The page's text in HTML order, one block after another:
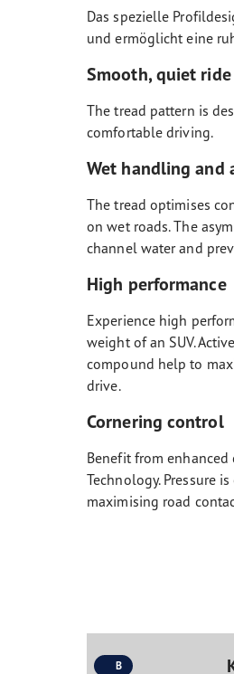
Das spezielle
und ermöglicht eine
Smooth, quiet ride
The tread pattern is
comfortable driving.
Wet handling and
The tread optimises
on wet roads. The
channel water and
High performance
Experience high
weight of an SUV.
compound help to
drive.
Cornering control
Benefit from enhanced
Technology. Pressure
maximising road
B